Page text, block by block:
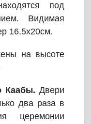
под
Видимая
16,5х20см.
на высоте
Каабы. Двери
два раза в
церемонии